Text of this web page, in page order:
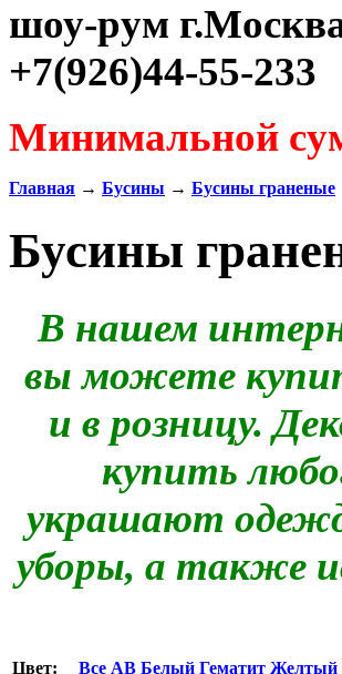
шоу-рум
+7(926)44-55-233
Минимальной
Главная → Бусины → Бусины граненые
Бусины
В нашем
вы можете
и в розницу.
купить
украшают
уборы, а также
Цвет: Все AB Белый Гематит Желтый